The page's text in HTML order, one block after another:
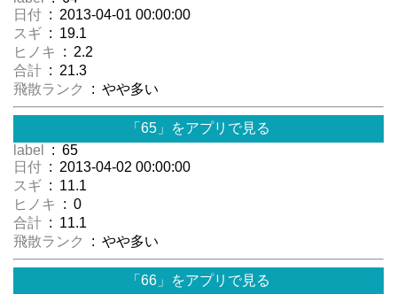
日付 : 2013-04-01 00:00:00
スギ : 19.1
ヒノキ
: 2.2
合計 : 21.3
飛散ランク
: やや多い
「65」をアプリで見る
label
: 65
日付 : 2013-04-02 00:00:00
スギ : 11.1
ヒノキ
: 0
合計 : 11.1
飛散ランク
: やや多い
「66」をアプリで見る